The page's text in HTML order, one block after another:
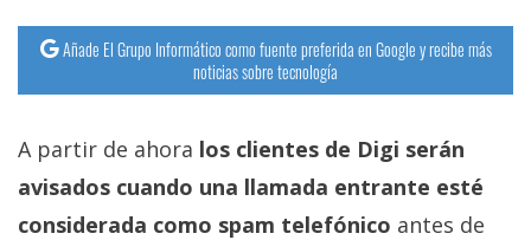
Añade El Grupo Informático como fuente preferida en Google y recibe más
noticias sobre tecnología
A partir de ahora los clientes de Digi serán
avisados cuando una llamada entrante esté
considerada como spam telefónico antes de